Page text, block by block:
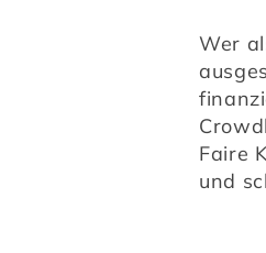
Wer
Faire
und